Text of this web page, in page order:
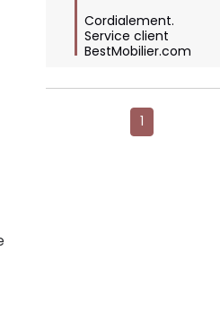
Cordialement.
Service client
BestMobilier.com
1